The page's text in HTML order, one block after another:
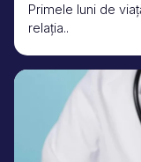
Primele luni de
relația..